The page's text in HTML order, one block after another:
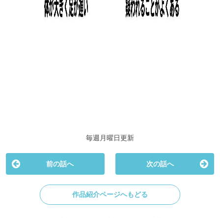
毎週月曜日更新
前の話へ 次の話へ
作品紹介ページへもどる